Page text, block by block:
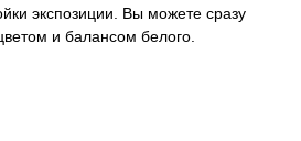
экспозиции. Вы можете сразу
и балансом белого.